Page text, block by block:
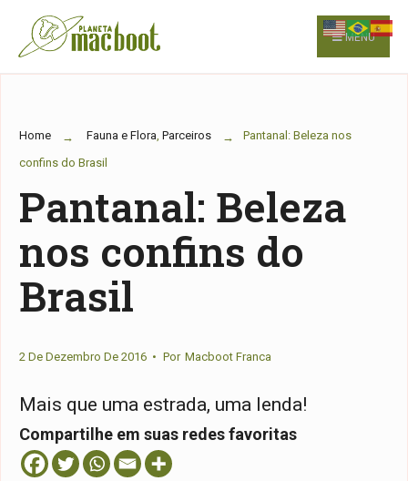
Skip
to
MENU
Home Fauna e Flora, Parceiros
Pantanal: Beleza nos
confins do Brasil
Pantanal: Beleza
nos confins do
Brasil
2 De Dezembro De 2016 • Por Macboot Franca
Mais que uma estrada, uma lenda!
Compartilhe em suas redes favoritas